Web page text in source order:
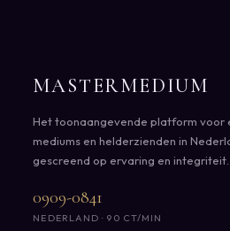
MASTERMEDIUM
Het toonaangevende platform voor
mediums en helderzienden in
gescreend op ervaring en
0909-0841
NEDERLAND · 90 CT/MIN